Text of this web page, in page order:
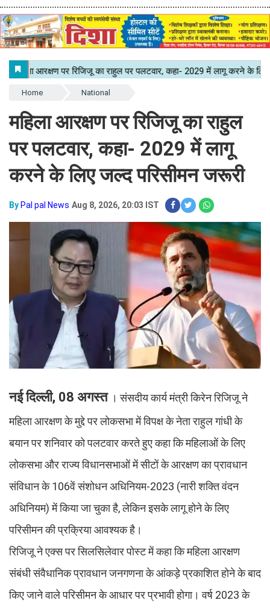
Home National
महिला आरक्षण पर रिजिजू का राहुल
पर पलटवार, कहा- 2029 में लागू
करने के लिए जल्द परिसीमन जरूरी
ByPal pal News Aug 8, 2026, 20:03 IST
नई दिल्ली, 08 अगस्त । संसदीय कार्य मंत्री किरेन रिजिजू ने
महिला आरक्षण के मुद्दे पर लोकसभा में विपक्ष के नेता राहुल गांधी के
बयान पर शनिवार को पलटवार करते हुए कहा कि महिलाओं के लिए
लोकसभा और राज्य विधानसभाओं में सीटों के आरक्षण का प्रावधान
संविधान के 106वें संशोधन अधिनियम-2023 (नारी शक्ति वंदन
अधिनियम) में किया जा चुका है, लेकिन इसके लागू होने के लिए
परिसीमन की प्रक्रिया आवश्यक है।
रिजिजू ने एक्स पर सिलसिलेवार पोस्ट में कहा कि महिला आरक्षण
संबंधी संवैधानिक प्रावधान जनगणना के आंकड़े प्रकाशित होने के बाद
किए जाने वाले परिसीमन के आधार पर प्रभावी होगा। वर्ष 2023 के